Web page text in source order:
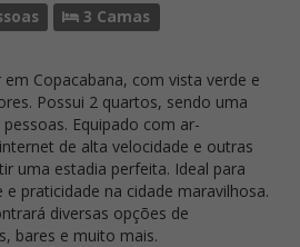
3 Camas
Copacabana, com vista verde e
Possui 2 quartos, sendo uma
Equipado com ar-
de alta velocidade e outras
uma estadia perfeita. Ideal para
praticidade na cidade maravilhosa.
diversas opções de
bares e muito mais.